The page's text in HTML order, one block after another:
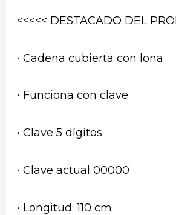
<<<<< DESTACADO DEL
• Cadena cubierta con lona
• Funciona con clave
• Clave 5 dígitos
• Clave actual 00000
• Longitud: 110 cm